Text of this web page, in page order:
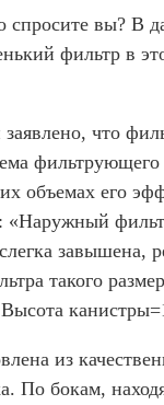
спросите вы? В
фильтр в
что
фильтрующего
объемах его
«Наружный
завышена,
такого
Высота
из
По бокам,